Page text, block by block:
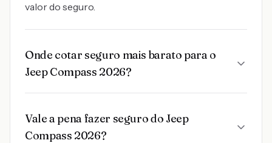
valor do seguro.
Onde cotar seguro mais barato para o
Jeep Compass 2026?
Vale a pena fazer seguro do Jeep
Compass 2026?